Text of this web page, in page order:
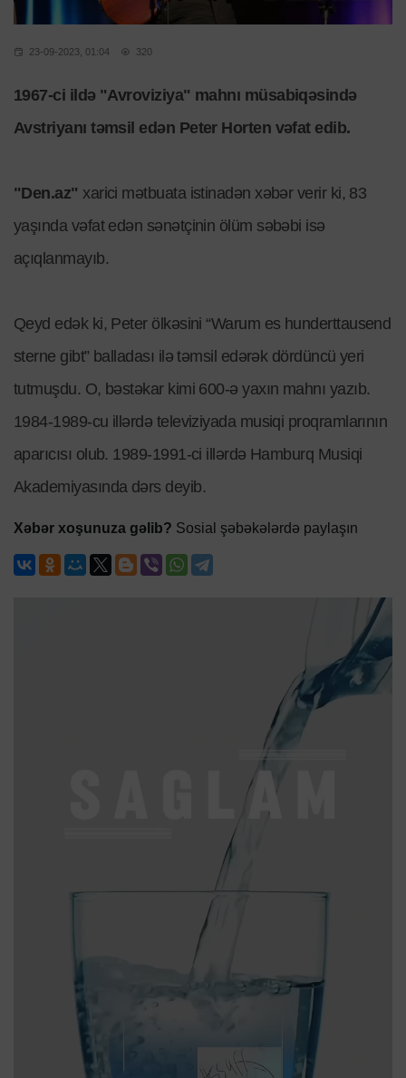
23-09-2023, 01:04 320
1967-ci ildə "Avroviziya" mahnı müsabiqəsində
Avstriyanı təmsil edən Peter Horten vəfat edib.
"Den.az"xarici mətbuata istinadən xəbər verir ki, 83
yaşında vəfat edən sənətçinin ölüm səbəbi isə
açıqlanmayıb.
Qeyd edək ki, Peter ölkəsini “Warum es hunderttausend
sterne gibt” balladası ilə təmsil edərək dördüncü yeri
tutmuşdu. O, bəstəkar kimi 600-ə yaxın mahnı yazıb.
1984-1989-cu illərdə televiziyada musiqi proqramlarının
aparıcısı olub. 1989-1991-ci illərdə Hamburq Musiqi
Akademiyasında dərs deyib.
Xəbər xoşunuza gəlib? Sosial şəbəkələrdə paylaşın